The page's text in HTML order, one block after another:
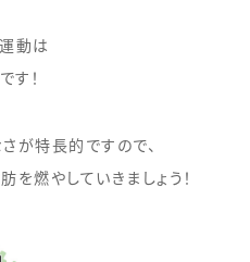
動は
す！
が特長的ですので、
燃やしていきましょう！